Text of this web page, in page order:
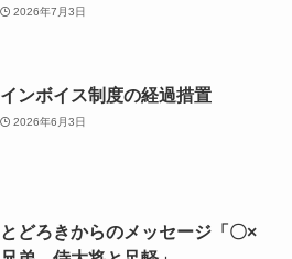
2026年7月3日
インボイス制度の経過措置
2026年6月3日
とどろきからのメッセージ「〇×